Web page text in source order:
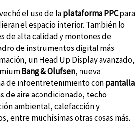
el uso de laplataforma PPCpara
el espacio interior. También lo
de alta calidad y montones de
de instrumentos digital más
un Head Up Display avanzado,
Bang & Olufsen, nueva
de infoentretenimiento conpantalla
de aire acondicionado, techo
ambiental, calefacción y
entre muchísimas otras cosas más.